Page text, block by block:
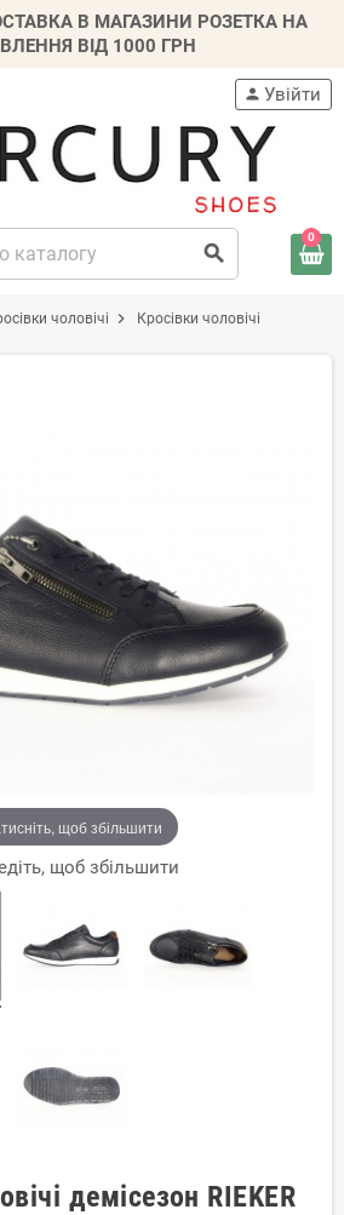
В МАГАЗИНИ РОЗЕТКА НА
ВІД 1000 ГРН
search
person Увійти
0
чоловічі chevron_right Кросівки чоловічі
щоб збільшити
щоб збільшити
демісезон RIEKER